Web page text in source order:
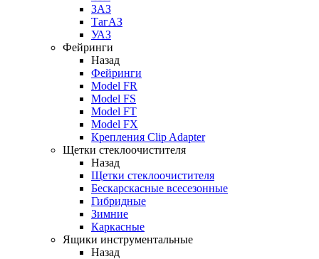
ЗАЗ
ТагАЗ
УАЗ
Фейринги
Назад
Фейринги
Model FR
Model FS
Model FT
Model FX
Крепления Clip Adapter
Щетки стеклоочистителя
Назад
Щетки стеклоочистителя
Бескарскасные всесезонные
Гибридные
Зимние
Каркасные
Ящики инструментальные
Назад